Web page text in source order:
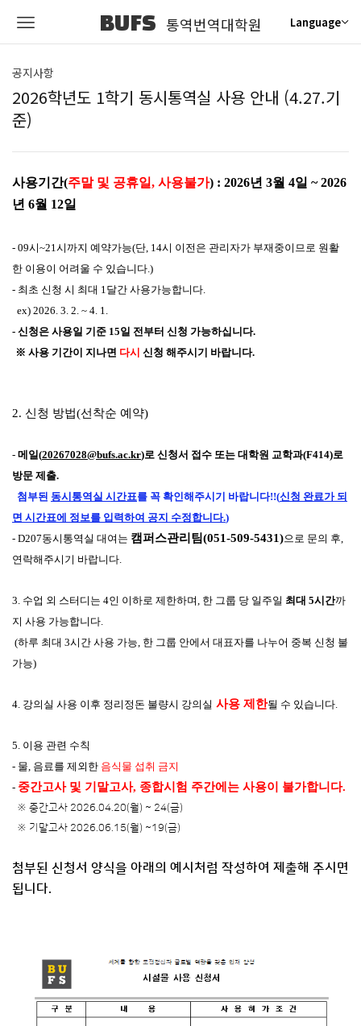
BUFS 통역번역대학원 Language
공지사항
2026학년도 1학기 동시통역실 사용 안내 (4.27.기
준)
사용기간(주말 및 공휴일, 사용불가) : 2026년 3월 4일 ~ 2026
년 6월 12일
- 09시~21시까지 예약가능(단, 14시 이전은 관리자가 부재중이므로 원활
한 이용이 어려울 수 있습니다.)
- 최초 신청 시 최대 1달간 사용가능합니다.
ex) 2026. 3. 2. ~ 4. 1.
- 신청은 사용일 기준 15일 전부터 신청 가능하십니다.
※ 사용 기간이 지나면 다시 신청 해주시기 바랍니다.
2. 신청 방법(선착순 예약)
- 메일(20267028@bufs.ac.kr)로 신청서 접수 또는 대학원 교학과(F414)로
방문 제출.
첨부된 동시통역실 시간표를 꼭 확인해주시기 바랍니다!!(신청 완료가 되
면 시간표에 정보를 입력하여 공지 수정합니다.)
- D207동시통역실 대여는 캠퍼스관리팀(051-509-5431)으로 문의 후,
연락해주시기 바랍니다.
3. 수업 외 스터디는 4인 이하로 제한하며, 한 그룹 당 일주일 최대 5시간까
지 사용 가능합니다.
(하루 최대 3시간 사용 가능, 한 그룹 안에서 대표자를 나누어 중복 신청 불
가능)
4. 강의실 사용 이후 정리정돈 불량시 강의실 사용 제한될 수 있습니다.
5. 이용 관련 수칙
- 물, 음료를 제외한 음식물 섭취 금지
- 중간고사 및 기말고사, 종합시험 주간에는 사용이 불가합니다.
※ 중간고사 2026.04.20(월) ~ 24(금)
※ 기말고사 2026.06.15(월) ~19(금)
첨부된 신청서 양식을 아래의 예시처럼 작성하여 제출해 주시면
됩니다.